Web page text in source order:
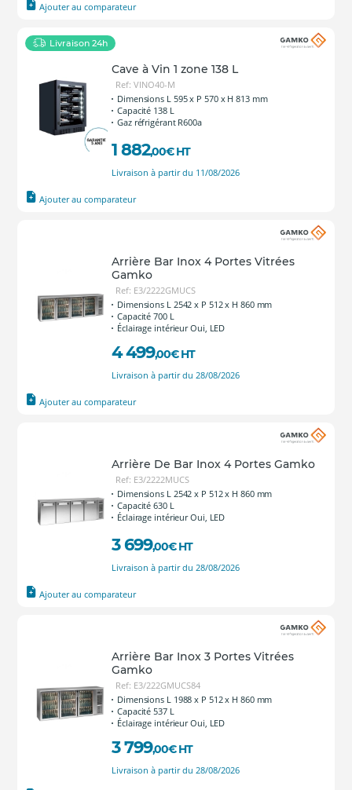
Ajouter au comparateur
Livraison 24h
Cave à Vin 1 zone 138 L
Ref: VINO40-M
Dimensions L 595 x P 570 x H 813 mm
Capacité 138 L
Gaz réfrigérant R600a
1 882,00€ HT
Livraison à partir du 11/08/2026
Ajouter au comparateur
Arrière Bar Inox 4 Portes Vitrées
Gamko
Ref: E3/2222GMUCS
Dimensions L 2542 x P 512 x H 860 mm
Capacité 700 L
Éclairage intérieur Oui, LED
4 499,00€ HT
Livraison à partir du 28/08/2026
Ajouter au comparateur
Arrière De Bar Inox 4 Portes Gamko
Ref: E3/2222MUCS
Dimensions L 2542 x P 512 x H 860 mm
Capacité 630 L
Éclairage intérieur Oui, LED
3 699,00€ HT
Livraison à partir du 28/08/2026
Ajouter au comparateur
Arrière Bar Inox 3 Portes Vitrées
Gamko
Ref: E3/222GMUCS84
Dimensions L 1988 x P 512 x H 860 mm
Capacité 537 L
Éclairage intérieur Oui, LED
3 799,00€ HT
Livraison à partir du 28/08/2026